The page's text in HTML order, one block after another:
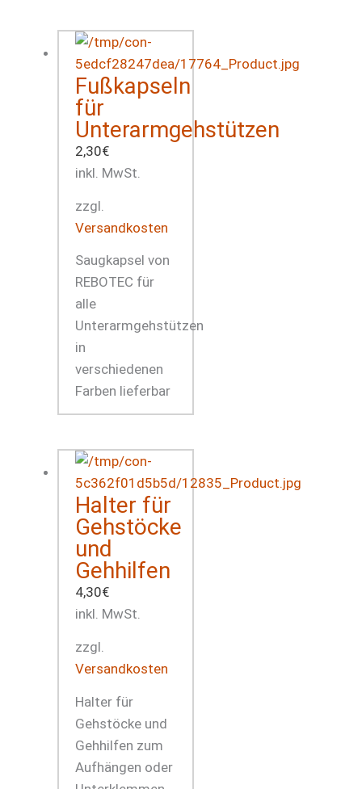
Fußkapseln
für
Unterarmgehstützen
2,30€
inkl. MwSt.
zzgl.
Versandkosten
Saugkapsel von
REBOTEC für
alle
Unterarmgehstützen
in
verschiedenen
Farben lieferbar
Halter für
Gehstöcke
und
Gehhilfen
4,30€
inkl. MwSt.
zzgl.
Versandkosten
Halter für
Gehstöcke und
Gehhilfen zum
Aufhängen oder